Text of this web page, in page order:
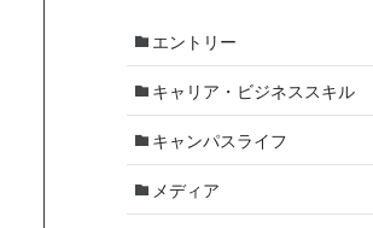
エントリー
キャリア・ビジネススキル
キャンパスライフ
メディア